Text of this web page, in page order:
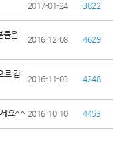
2017-01-24 3822
들은
2016-12-08 4629
로 감
2016-11-03 4248
세요^^ 2016-10-10 4453